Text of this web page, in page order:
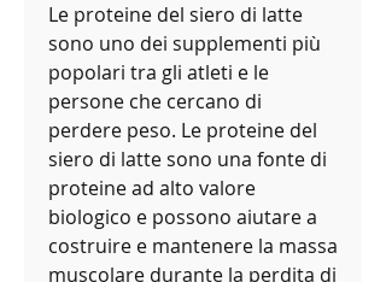
Le proteine del siero di latte
sono uno dei supplementi più
popolari tra gli atleti e le
persone che cercano di
perdere peso. Le proteine del
siero di latte sono una fonte di
proteine ad alto valore
biologico e possono aiutare a
costruire e mantenere la massa
muscolare durante la perdita di